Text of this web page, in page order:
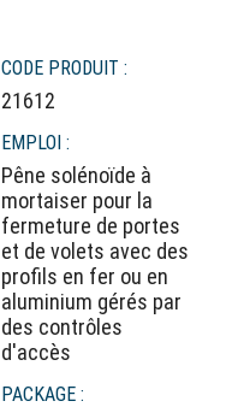
CODE PRODUIT :
21612
EMPLOI :
Pêne solénoïde à
mortaiser pour la
fermeture de portes
et de volets avec des
profils en fer ou en
aluminium gérés par
des contrôles
d'accès
PACKAGE :